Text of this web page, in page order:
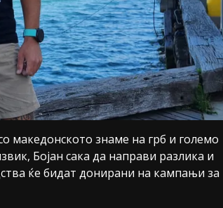
македонското знаме на грб и големо
Бојан сака да направи разлика и
ќе бидат донирани на кампањи за